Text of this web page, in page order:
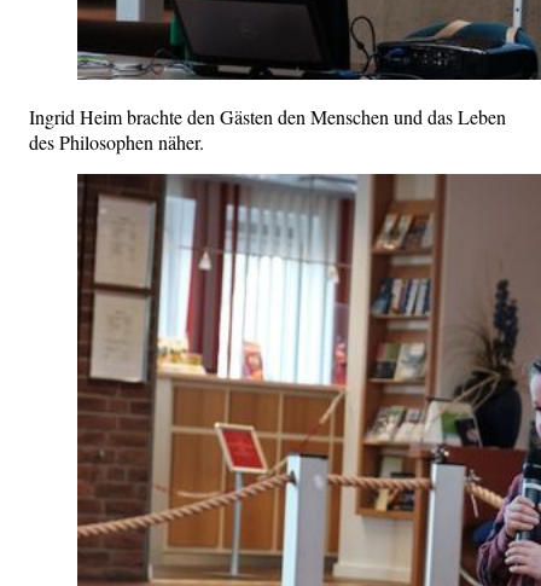
Ingrid Heim brachte den Gästen den Menschen und das Leben
des Philosophen näher.